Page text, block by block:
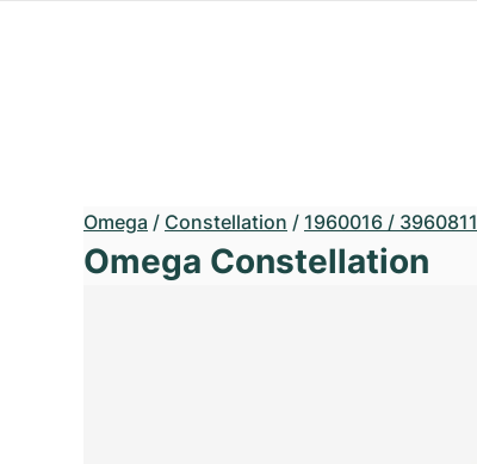
Omega / Constellation / 1960016 / 3960811
Omega Constellation